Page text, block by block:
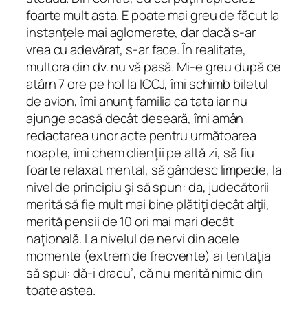
foarte mult asta. E poate mai greu de făcut la
instanţele mai aglomerate, dar dacă s-ar
vrea cu adevărat, s-ar face. În realitate,
multora din dv. nu vă pasă. Mi-e greu după ce
atârn 7 ore pe hol la ICCJ, îmi schimb biletul
de avion, îmi anunţ familia ca tata iar nu
ajunge acasă decât deseară, îmi amân
redactarea unor acte pentru următoarea
noapte, îmi chem clienţii pe altă zi, să fiu
foarte relaxat mental, să gândesc limpede, la
nivel de principiu şi să spun: da, judecătorii
merită să fie mult mai bine plătiţi decât alţii,
merită pensii de 10 ori mai mari decât
naţională. La nivelul de nervi din acele
momente (extrem de frecvente) ai tentaţia
să spui: dă-i dracu’, că nu merită nimic din
toate astea.